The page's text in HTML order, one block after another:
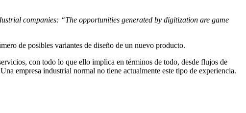
companies: “The opportunities generated by digitization are game
de posibles variantes de diseño de un nuevo producto.
con todo lo que ello implica en términos de todo, desde flujos de
empresa industrial normal no tiene actualmente este tipo de experiencia.